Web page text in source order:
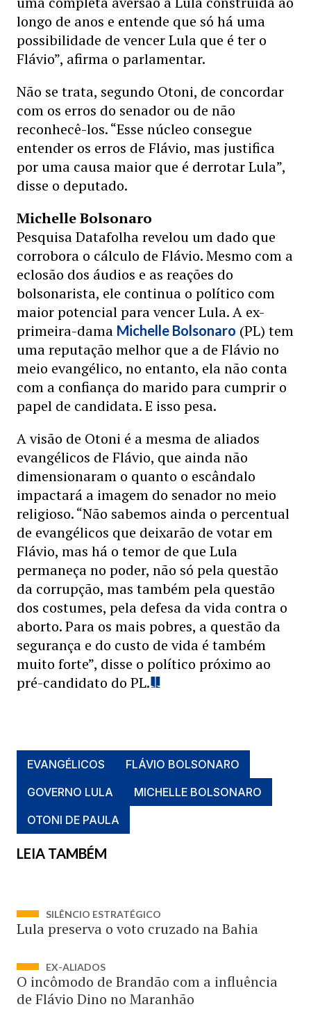
longo de anos e entende que só há uma
possibilidade de vencer Lula que é ter o
Flávio”, afirma o parlamentar.
Não se trata, segundo Otoni, de concordar
com os erros do senador ou de não
reconhecê-los. “Esse núcleo consegue
entender os erros de Flávio, mas justifica
por uma causa maior que é derrotar Lula”,
disse o deputado.
Michelle Bolsonaro
Pesquisa Datafolha revelou um dado que
corrobora o cálculo de Flávio. Mesmo com a
eclosão dos áudios e as reações do
bolsonarista, ele continua o político com
maior potencial para vencer Lula. A ex-
primeira-dama Michelle Bolsonaro (PL) tem
uma reputação melhor que a de Flávio no
meio evangélico, no entanto, ela não conta
com a confiança do marido para cumprir o
papel de candidata. E isso pesa.
A visão de Otoni é a mesma de aliados
evangélicos de Flávio, que ainda não
dimensionaram o quanto o escândalo
impactará a imagem do senador no meio
religioso. “Não sabemos ainda o percentual
de evangélicos que deixarão de votar em
Flávio, mas há o temor de que Lula
permaneça no poder, não só pela questão
da corrupção, mas também pela questão
dos costumes, pela defesa da vida contra o
aborto. Para os mais pobres, a questão da
segurança e do custo de vida é também
muito forte”, disse o político próximo ao
pré-candidato do PL.
EVANGÉLICOS
FLÁVIO BOLSONARO
GOVERNO LULA
MICHELLE BOLSONARO
OTONI DE PAULA
LEIA TAMBÉM
SILÊNCIO ESTRATÉGICO
Lula preserva o voto cruzado na Bahia
EX-ALIADOS
O incômodo de Brandão com a influência
de Flávio Dino no Maranhão